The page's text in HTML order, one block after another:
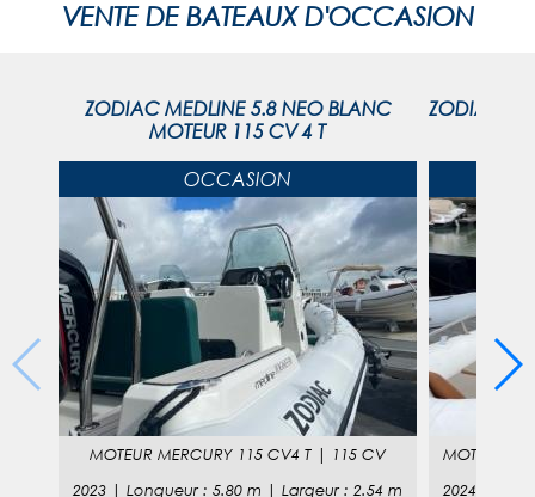
VENTE DE BATEAUX D'OCCASION
ZODIAC MEDLINE 5.8 NEO BLANC
MOTEUR 115 CV 4 T
OCCASION
MOTEUR MERCURY 115 CV4 T |
115 CV
2023 |Longueur :5.80 m |Largeur :2.54 m
ZODIAC
MOTEUR
2024